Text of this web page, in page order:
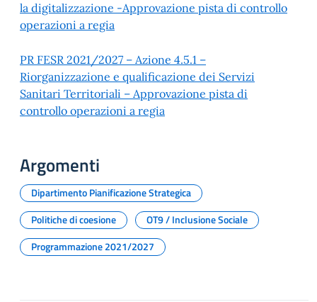
la digitalizzazione -Approvazione pista di controllo
operazioni a regia
PR FESR 2021/2027 – Azione 4.5.1 –
Riorganizzazione e qualificazione dei Servizi
Sanitari Territoriali – Approvazione pista di
controllo operazioni a regia
Argomenti
Dipartimento Pianificazione Strategica
Politiche di coesione
OT9 / Inclusione Sociale
Programmazione 2021/2027